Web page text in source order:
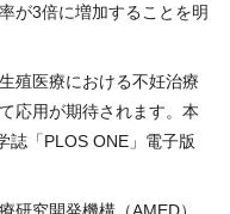
が3倍に増加することを明
殖医療における不妊治療
応用が期待されます。本
誌「PLOS ONE」電子版
研究開発機構（AMED）